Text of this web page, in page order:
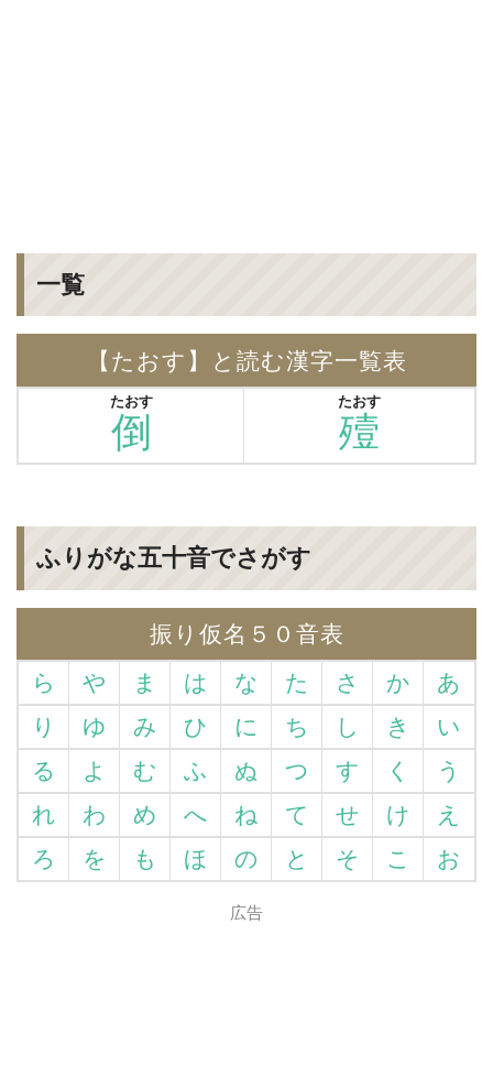
一覧
【たおす】と読む漢字一覧表
倒
たおす
殪
たおす
ふりがな五十音でさがす
振り仮名５０音表
ら
や ま は な た さ か
あ
り
ゆ み ひ に ち し き
い
る
よ む ふ ぬ つ す く
う
れ
わ め へ ね て せ け
え
ろ
を も ほ の と そ こ お
広告